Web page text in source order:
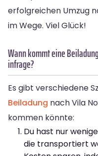
erfolgreichen Umzug
im Wege. Viel Glück!
Wann kommt eine
infrage?
Es gibt verschiedene
Beiladung nach Vila
kommen könnte:
Du hast nur
die transportiert